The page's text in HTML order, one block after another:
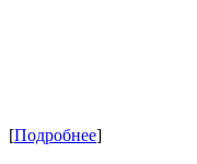
[Подробнее]